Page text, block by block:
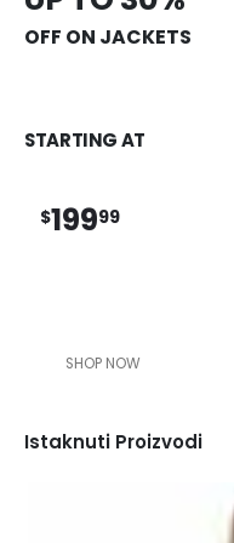
OFF ON JACKETS
STARTING AT
$19999
SHOP NOW
Istaknuti Proizvodi